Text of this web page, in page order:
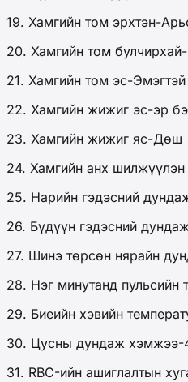
19. Хамгийн том эрхтэн-
20. Хамгийн том
21. Хамгийн том эс-
22. Хамгийн жижиг эс-эр
23. Хамгийн жижиг яс-Дөш
24. Хамгийн анх шилжүүлэн
25. Нарийн гэдэсний
26. Бүдүүн гэдэсний
27. Шинэ төрсөн нярайн
28. Нэг минутанд пульсийн
29. Биеийн хэвийн
30. Цусны дундаж хэмжээ-
31. RBC-ийн ашиглалтын